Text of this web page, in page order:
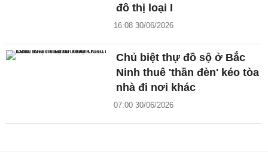
đô thị loại I
16:08 30/06/2026
Chủ biệt thự đồ sộ ở Bắc
Ninh thuê 'thần đèn' kéo tòa
nhà đi nơi khác
07:00 30/06/2026